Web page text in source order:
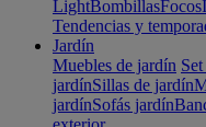
LightBombillasFocos
Tendencias y
Jardín
Muebles de jardín
jardínSillas de jardín
jardínSofás jardín